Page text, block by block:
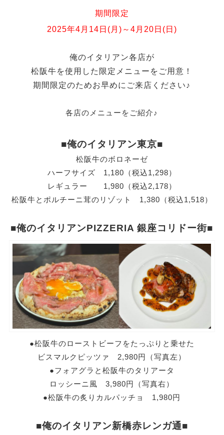
期間限定
2025年4月14日(月)～4月20日(日)
俺のイタリアン各店が
松阪牛を使用した限定メニューをご用意！
期間限定のためお早めにご来店ください♪
各店のメニューをご紹介♪
■俺のイタリアン東京■
松阪牛のボロネーゼ
ハーフサイズ 1,180（税込1,298）
レギュラー 1,980（税込2,178）
松阪牛とポルチーニ茸のリゾット 1,380（税込1,518）
■俺のイタリアンPIZZERIA 銀座コリドー街■
●松阪牛のローストビーフをたっぷりと乗せた
ビスマルクピッツァ 2,980円（写真左）
●フォアグラと松阪牛のタリアータ
ロッシーニ風 3,980円（写真右）
●松阪牛の炙りカルパッチョ 1,980円
■俺のイタリアン新橋赤レンガ通■